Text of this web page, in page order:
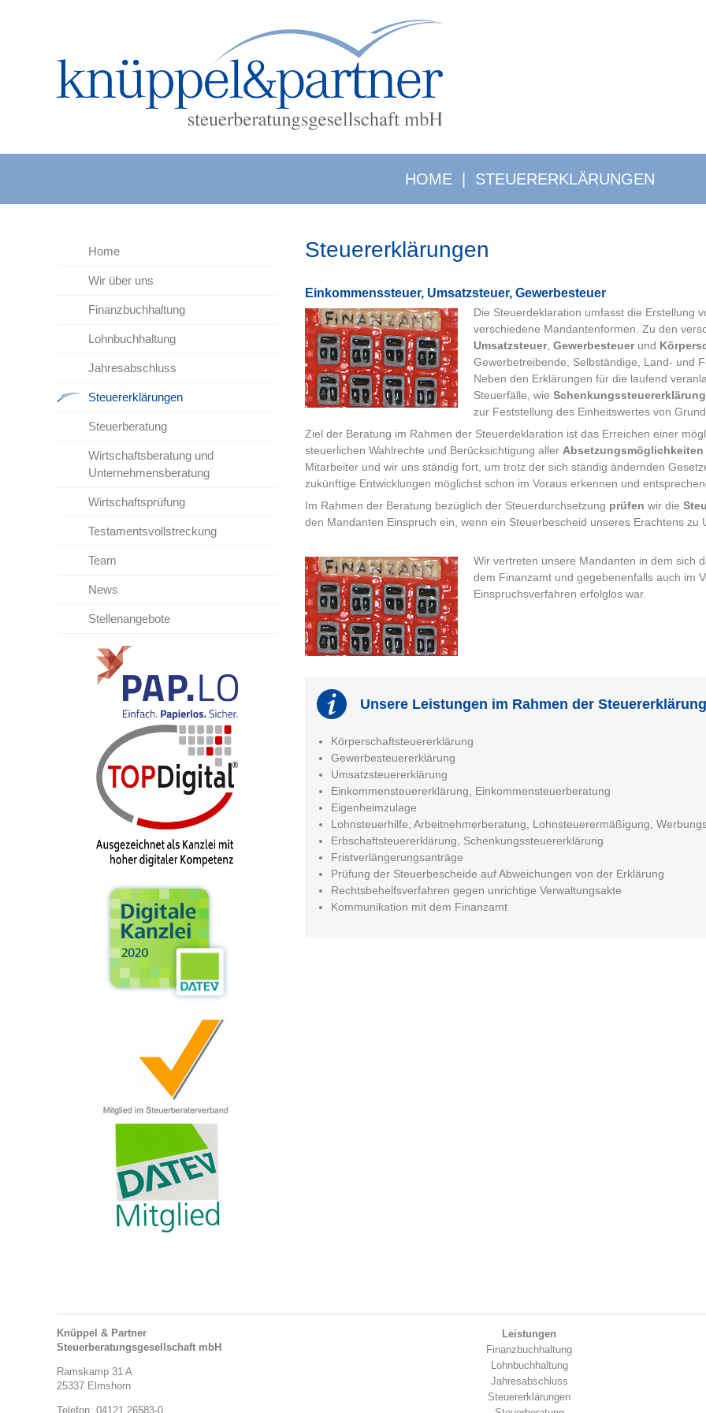
HOME| STEUERERKLÄRUNGEN
Home
Wir über uns
Finanzbuchhaltung
Lohnbuchhaltung
Jahresabschluss
Steuererklärungen
Steuerberatung
Wirtschaftsberatung und
Unternehmensberatung
Wirtschaftsprüfung
Testamentsvollstreckung
Team
News
Stellenangebote
Steuererklärungen
Ein­kom­mens­steu­er, Um­satz­steu­er, Ge­wer­be­steu­er
Die Steuerdeklaration umfasst die Erstellung
verschiedene Mandantenformen. Zu den
Umsatzsteuer, Gewerbesteuerund
Gewerbetreibende, Selbständige, Land- und
Neben den Erklärungen für die laufend
Steuerfälle, wie
zur Feststellung des Einheitswertes von
Ziel der Beratung im Rahmen der Steuerdeklaration ist das Erreichen einer
steuerlichen Wahlrechte und Berücksichtigung aller Absetzungsmöglichkeiten
Mitarbeiter und wir uns ständig fort, um trotz der sich ständig ändernden
zukünftige Entwicklungen möglichst schon im Voraus erkennen und
Im Rahmen der Beratung bezüglich der Steuerdurchsetzung prüfen wir die
den Mandanten Einspruch ein, wenn ein Steuerbescheid unseres Erachtens zu
Wir vertreten unsere Mandanten in dem sich
dem Finanzamt und gegebenenfalls auch im
Einspruchsverfahren erfolglos war.
Unsere Leistungen im Rahmen der
Körperschaftsteuererklärung
Gewerbesteuererklärung
Umsatzsteuererklärung
Einkommensteuererklärung, Einkommensteuerberatung
Eigenheimzulage
Lohnsteuerhilfe, Arbeitnehmerberatung, Lohnsteuerermäßigung,
Erbschaftsteuererklärung, Schenkungssteuererklärung
Fristverlängerungsanträge
Prüfung der Steuerbescheide auf Abweichungen von der Erklärung
Rechtsbehelfsverfahren gegen unrichtige Verwaltungsakte
Kommunikation mit dem Finanzamt
Knüppel & Partner
Steuerberatungsgesellschaft mbH
Ramskamp 31 A
25337 Elmshorn
Telefon: 04121 26583-0
Leistungen
Finanzbuchhaltung
Lohnbuchhaltung
Jahresabschluss
Steuererklärungen